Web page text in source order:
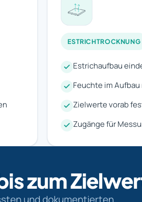
ESTRICHTROCKNUNG
Estrichaufbau
Feuchte im
Zielwerte vorab
Zugänge für
zum